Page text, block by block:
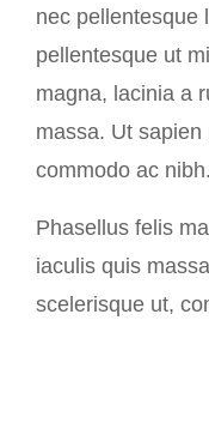
nec pellentesque
pellentesque ut
magna, lacinia a
massa. Ut
commodo ac nibh.
Phasellus felis
iaculis quis
scelerisque ut,